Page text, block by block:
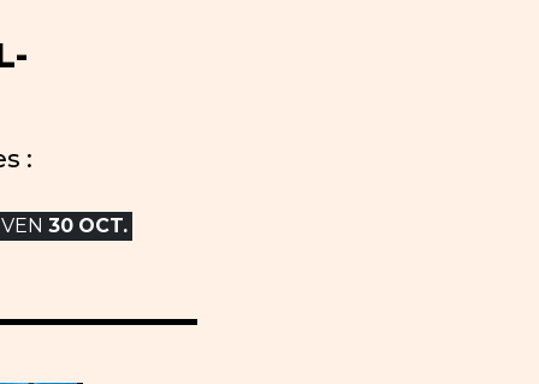
:
VEN 30 OCT.